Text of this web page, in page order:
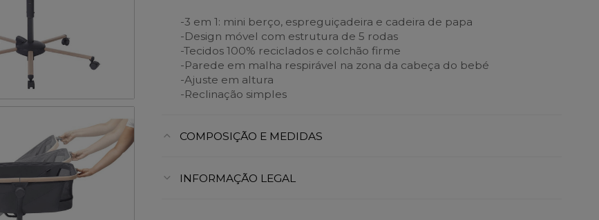
-3 em 1: mini berço, espreguiçadeira e cadeira de papa
-Design móvel com estrutura de 5 rodas
-Tecidos 100% reciclados e colchão firme
-Parede em malha respirável na zona da cabeça do bebé
-Ajuste em altura
-Reclinação simples
COMPOSIÇÃO E MEDIDAS
INFORMAÇÃO LEGAL